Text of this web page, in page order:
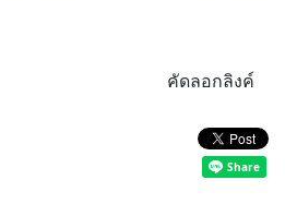
คัดลอกลิงค์